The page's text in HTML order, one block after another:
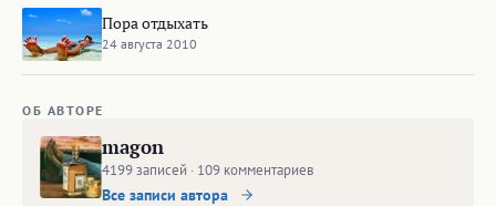
Пора отдыхать
24 августа 2010
ОБ АВТОРЕ
magon
4199 записей · 109 комментариев
Все записи автора